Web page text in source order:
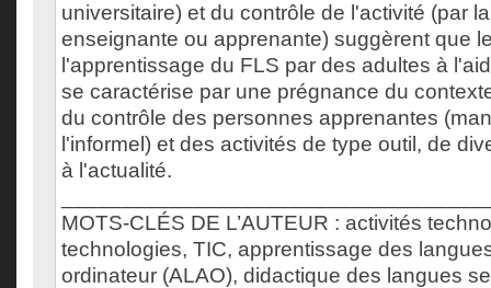
universitaire) et du contrôle de l'activité (par
enseignante ou apprenante) suggèrent que
l'apprentissage du FLS par des adultes à
se caractérise par une prégnance du
du contrôle des personnes apprenantes
l'informel) et des activités de type outil, de
à l'actualité.
MOTS-CLÉS DE L’AUTEUR : activités
technologies, TIC, apprentissage des
ordinateur (ALAO), didactique des langues